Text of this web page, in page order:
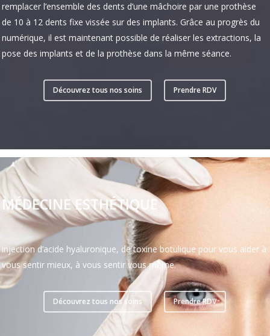
remplacer l’ensemble des dents d’une mâchoire par une prothèse
de 10 à 12 dents fixe vissée sur des implants. Grâce au progrès du
numérique, il est maintenant possible de réaliser les extractions, la
pose des implants et de la prothèse dans la même séance.
Découvrez tous nos soins Prendre RDV
MÉDECINE ESTHÉTIQUE
injection d’acide hyaluronique, de toxine botulique pour vous aider à
vous sentir mieux, à vous sentir vous même.
Découvrez tous nos soins Prendre RDV